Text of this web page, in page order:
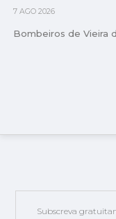
7 AGO 2026
Bombeiros de Vieira